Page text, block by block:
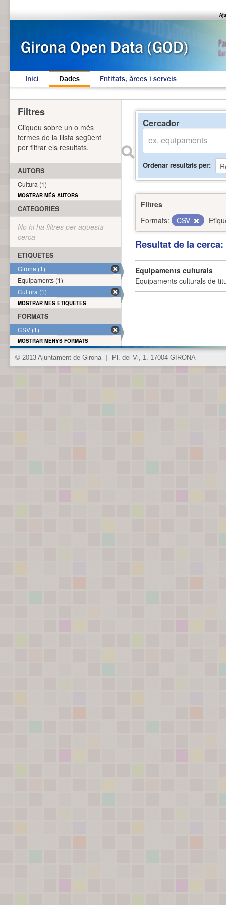
Inici Dades Entitats, àrees i serveis
Cercador
Ordenar resultats per
Filtres
Formats:
CSV
Resultat de la
Equipaments culturals
Equipaments culturals de
Filtres
Cliqueu sobre un o més
termes de la llista següent
per filtrar els resultats.
AUTORS
Cultura (1)
MOSTRAR MÉS AUTORS
CATEGORIES
No hi ha filtres per aquesta
cerca
ETIQUETES
Girona (1)
Equipaments (1)
Cultura (1)
MOSTRAR MÉS ETIQUETES
FORMATS
CSV (1)
MOSTRAR MENYS FORMATS
© 2013 Ajuntament de Girona Pl. del Vi, 1. 17004 GIRONA